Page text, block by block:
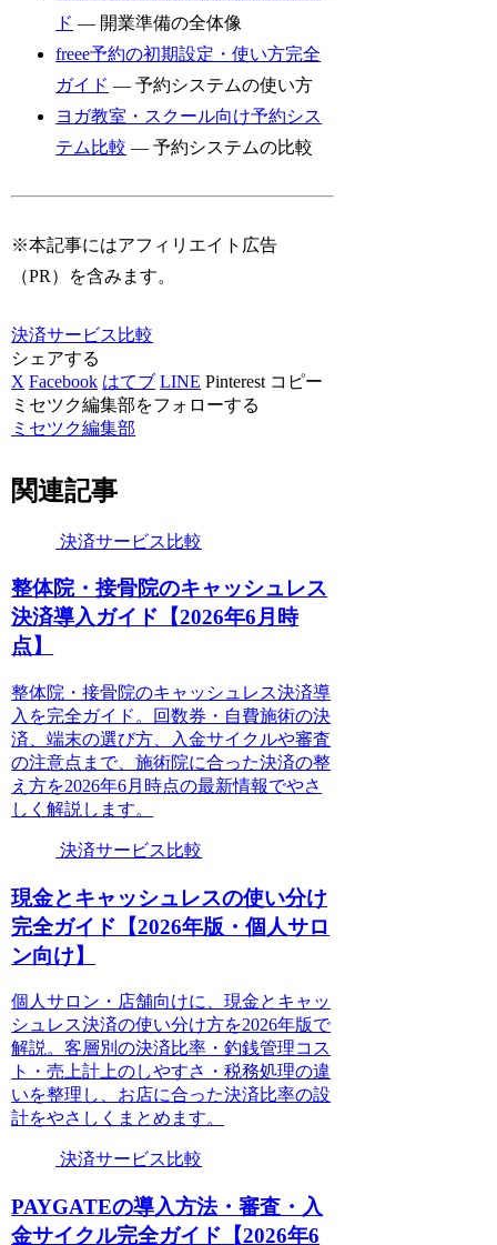
ド — 開業準備の全体像
freee予約の初期設定・使い方完全
ガイド — 予約システムの使い方
ヨガ教室・スクール向け予約シス
テム比較 — 予約システムの比較
※本記事にはアフィリエイト広告
（PR）を含みます。
決済サービス比較
シェアする
X Facebook はてブ LINE Pinterest コピー
ミセツク編集部をフォローする
ミセツク編集部
関連記事
決済サービス比較
整体院・接骨院のキャッシュレス
決済導入ガイド【2026年6月時
点】
整体院・接骨院のキャッシュレス決済導
入を完全ガイド。回数券・自費施術の決
済、端末の選び方、入金サイクルや審査
の注意点まで、施術院に合った決済の整
え方を2026年6月時点の最新情報でやさ
しく解説します。
決済サービス比較
現金とキャッシュレスの使い分け
完全ガイド【2026年版・個人サロ
ン向け】
個人サロン・店舗向けに、現金とキャッ
シュレス決済の使い分け方を2026年版で
解説。客層別の決済比率・釣銭管理コス
ト・売上計上のしやすさ・税務処理の違
いを整理し、お店に合った決済比率の設
計をやさしくまとめます。
決済サービス比較
PAYGATEの導入方法・審査・入
金サイクル完全ガイド【2026年6